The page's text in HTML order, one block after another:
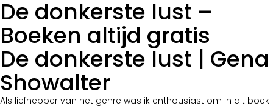
De donkerste lust –
Boeken altijd gratis
De donkerste lust | Gena
Showalter
Als liefhebber van het genre was ik enthousiast om in dit boek